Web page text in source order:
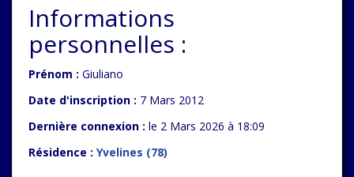
Informations
personnelles :
Prénom : Giuliano
Date d'inscription : 7 Mars 2012
Dernière connexion : le 2 Mars 2026 à 18:09
Résidence : Yvelines (78)